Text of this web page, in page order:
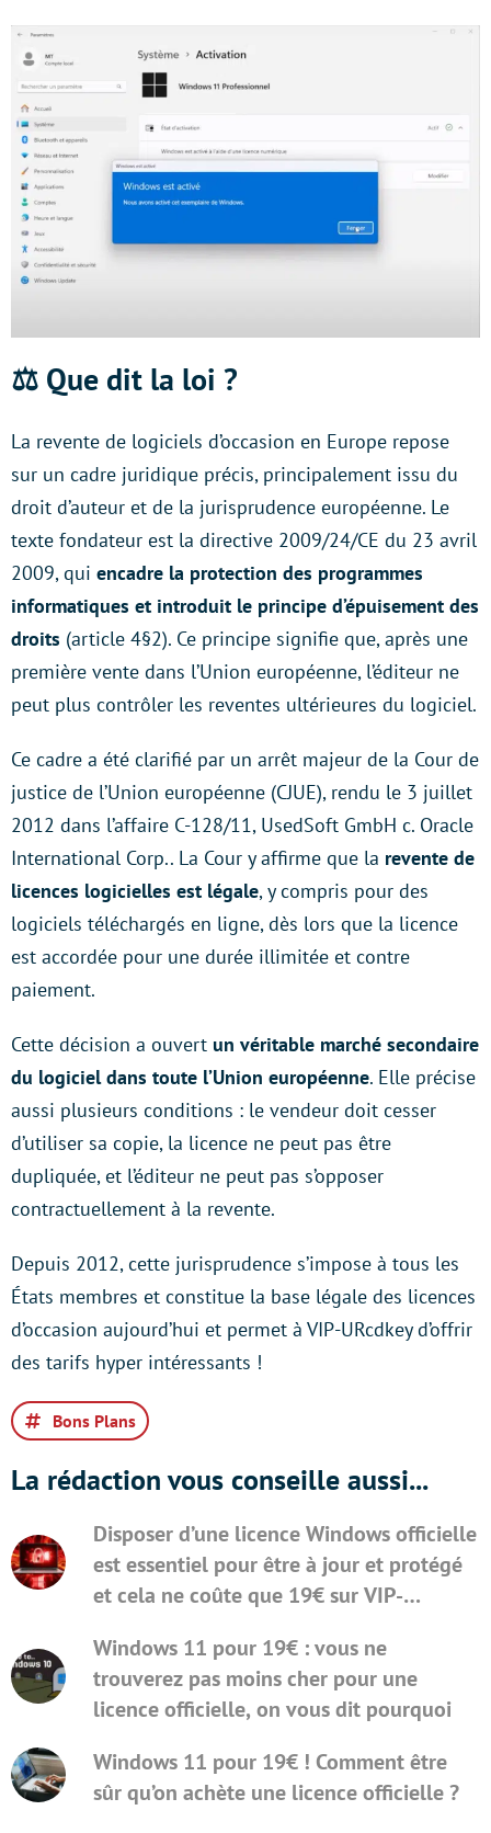
⚖️ Que dit la loi ?
La revente de logiciels d’occasion en Europe repose
sur un cadre juridique précis, principalement issu du
droit d’auteur et de la jurisprudence européenne. Le
texte fondateur est la directive 2009/24/CE du 23 avril
2009, qui encadre la protection des programmes
informatiques et introduit le principe d’épuisement des
droits (article 4§2). Ce principe signifie que, après une
première vente dans l’Union européenne, l’éditeur ne
peut plus contrôler les reventes ultérieures du logiciel.
Ce cadre a été clarifié par un arrêt majeur de la Cour de
justice de l’Union européenne (CJUE), rendu le 3 juillet
2012 dans l’affaire C-128/11, UsedSoft GmbH c. Oracle
International Corp.. La Cour y affirme que la revente de
licences logicielles est légale, y compris pour des
logiciels téléchargés en ligne, dès lors que la licence
est accordée pour une durée illimitée et contre
paiement.
Cette décision a ouvert un véritable marché secondaire
du logiciel dans toute l’Union européenne. Elle précise
aussi plusieurs conditions : le vendeur doit cesser
d’utiliser sa copie, la licence ne peut pas être
dupliquée, et l’éditeur ne peut pas s’opposer
contractuellement à la revente.
Depuis 2012, cette jurisprudence s’impose à tous les
États membres et constitue la base légale des licences
d’occasion aujourd’hui et permet à VIP-URcdkey d’offrir
des tarifs hyper intéressants !
Bons Plans
La rédaction vous conseille aussi...
Disposer d’une licence Windows officielle
est essentiel pour être à jour et protégé
et cela ne coûte que 19€ sur VIP-
Windows 11 pour 19€ : vous ne
trouverez pas moins cher pour une
licence officielle, on vous dit pourquoi
Windows 11 pour 19€ ! Comment être
sûr qu’on achète une licence officielle ?